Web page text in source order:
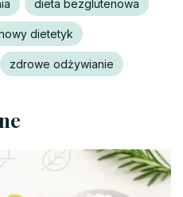
dieta bezglutenowa
dietetyk
zdrowe odżywianie